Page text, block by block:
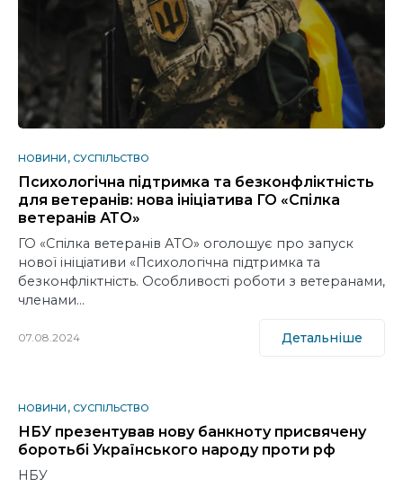
НОВИНИ СУСПІЛЬСТВО
Психологічна підтримка та безконфліктність
для ветеранів: нова ініціатива ГО «Спілка
ветеранів АТО»
ГО «Спілка ветеранів АТО» оголошує про запуск
нової ініціативи «Психологічна підтримка та
безконфліктність. Особливості роботи з ветеранами,
членами…
07.08.2024 Детальніше
НОВИНИ СУСПІЛЬСТВО
НБУ презентував нову банкноту присвячену
боротьбі Українського народу проти рф
НБУ